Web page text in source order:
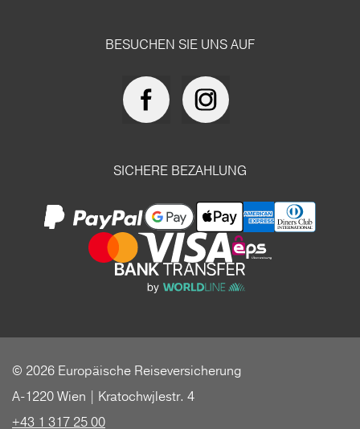
BESUCHEN SIE UNS AUF
SICHERE BEZAHLUNG
© 2026 Europäische Reiseversicherung
A-1220 Wien | Kratochwjlestr. 4
+43 1 317 25 00